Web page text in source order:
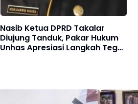
Nasib Ketua DPRD Takalar
Diujung Tanduk, Pakar Hukum
Unhas Apresiasi Langkah Tegas